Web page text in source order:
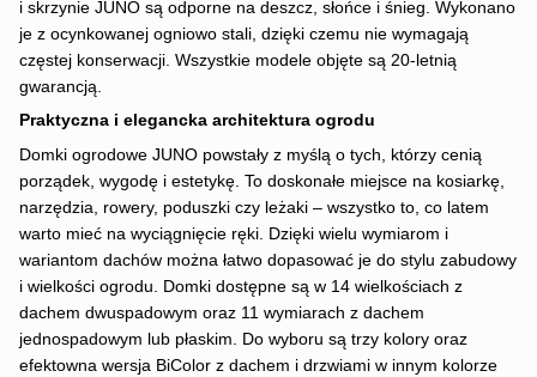
i skrzynie JUNO są odporne na deszcz, słońce i śnieg. Wykonano
je z ocynkowanej ogniowo stali, dzięki czemu nie wymagają
częstej konserwacji. Wszystkie modele objęte są 20-letnią
gwarancją.
Praktyczna i elegancka architektura ogrodu
Domki ogrodowe JUNO powstały z myślą o tych, którzy cenią
porządek, wygodę i estetykę. To doskonałe miejsce na kosiarkę,
narzędzia, rowery, poduszki czy leżaki – wszystko to, co latem
warto mieć na wyciągnięcie ręki. Dzięki wielu wymiarom i
wariantom dachów można łatwo dopasować je do stylu zabudowy
i wielkości ogrodu. Domki dostępne są w 14 wielkościach z
dachem dwuspadowym oraz 11 wymiarach z dachem
jednospadowym lub płaskim. Do wyboru są trzy kolory oraz
efektowna wersja BiColor z dachem i drzwiami w innym kolorze